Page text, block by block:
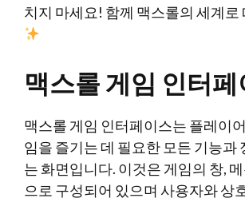
치지 마세요! 함께 맥스롤의 세계로
맥스롤 게임 인터
맥스롤 게임 인터페이스는 플레이
임을 즐기는 데 필요한 모든 기능과
는 화면입니다. 이것은 게임의 창,
으로 구성되어 있으며 사용자와 상